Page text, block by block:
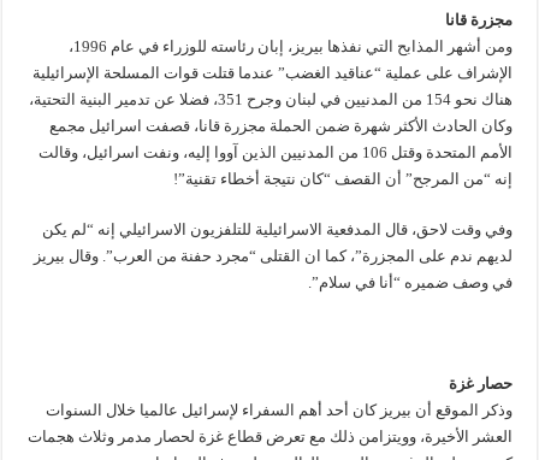
مجزرة قانا
ومن أشهر المذابح التي نفذها بيريز، إبان رئاسته للوزراء في عام 1996،
الإشراف على عملية “عناقيد الغضب” عندما قتلت قوات المسلحة الإسرائيلية
هناك نحو 154 من المدنيين في لبنان وجرح 351، فضلا عن تدمير البنية التحتية،
وكان الحادث الأكثر شهرة ضمن الحملة مجزرة قانا، قصفت اسرائيل مجمع
الأمم المتحدة وقتل 106 من المدنيين الذين آووا إليه، ونفت اسرائيل، وقالت
إنه “من المرجح” أن القصف “كان نتيجة أخطاء تقنية”!
وفي وقت لاحق، قال المدفعية الاسرائيلية للتلفزيون الاسرائيلي إنه “لم يكن
لديهم ندم على المجزرة”، كما ان القتلى “مجرد حفنة من العرب”. وقال بيريز
في وصف ضميره “أنا في سلام”.
حصار غزة
وذكر الموقع أن بيريز كان أحد أهم السفراء لإسرائيل عالميا خلال السنوات
العشر الأخيرة، وويتزامن ذلك مع تعرض قطاع غزة لحصار مدمر وثلاث هجمات